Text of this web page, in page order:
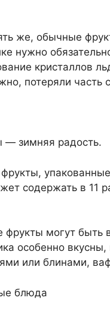
же, обычные
нужно
кристаллов
потеряли часть
зимняя радость.
фрукты,
содержать в 11
могут быть
особенно
или блинами,
блюда